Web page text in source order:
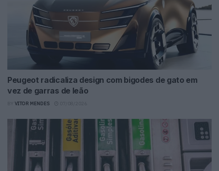
Peugeot radicaliza design com bigodes de gato em
vez de garras de leão
VITOR MENDES